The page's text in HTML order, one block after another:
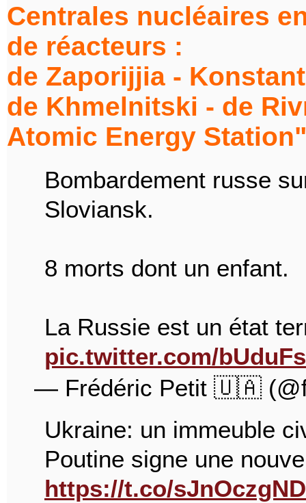
Centrales nucléaires
de réacteurs :
de Zaporijjia -
de Khmelnitski - de
Atomic Energy
Bombardement russe
Sloviansk.
8 morts dont un enfant.
La Russie est un état
pic.twitter.com/
— Frédéric Petit 🇺🇦
Ukraine: un immeuble
Poutine signe une
https://t.co/